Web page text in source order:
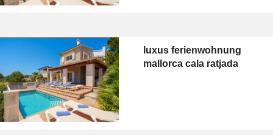
luxus ferienwohnung
mallorca cala ratjada